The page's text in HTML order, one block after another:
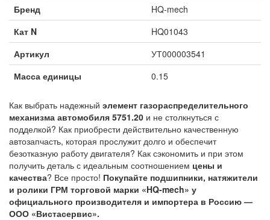
Бренд
HQ-mech
Кат N
HQ01043
Артикул
УТ000003541
Масса единицы
0.15
Как выбрать надежный элемент газораспределительного
механизма автомобиля 5751.20 и не столкнуться с
подделкой? Как приобрести действительно качественную
автозапчасть, которая прослужит долго и обеспечит
безотказную работу двигателя? Как сэкономить и при этом
получить деталь с идеальным соотношением цены и
качества? Все просто! Покупайте подшипники, натяжители
и ролики ГРМ торговой марки «HQ-mech» у
официального производителя и импортера в Россию —
ООО «Вистасервис».